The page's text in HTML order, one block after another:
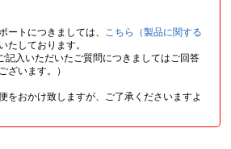
ートにつきましては、
こちら（製品に関する
たしております。
記入いただいたご質問につきましてはご回答
ざいます。）
をおかけ致しますが、ご了承くださいますよ